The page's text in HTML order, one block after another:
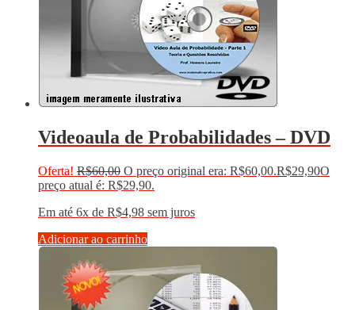
Videoaula de Probabilidades – DVD
Oferta! R$60,00 O preço original era: R$60,00.R$29,90O
preço atual é: R$29,90.
Em até 6x de R$4,98 sem juros
Adicionar ao carrinho